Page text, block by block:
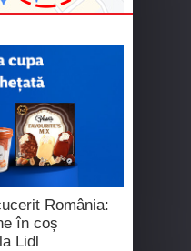
România:
în coș
Lidl